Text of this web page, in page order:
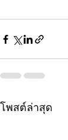
โพสต์ล่าสุด